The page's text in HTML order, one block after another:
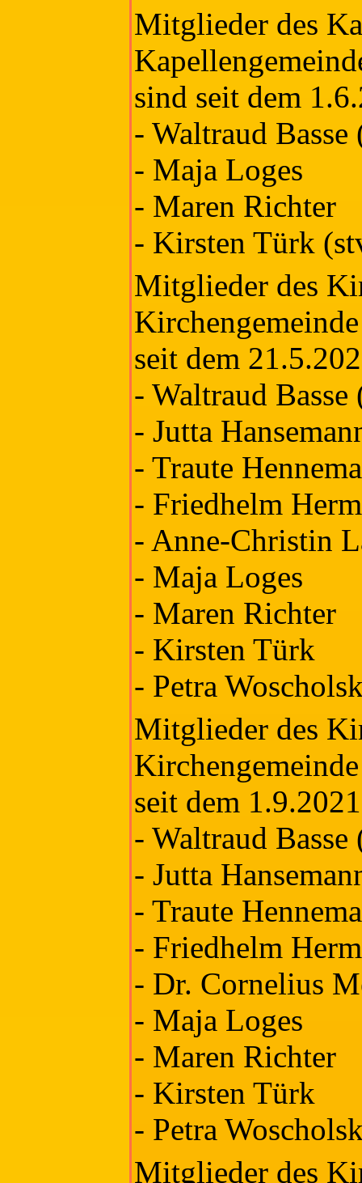
Mitglieder des
sind seit dem
- Waltraud Basse
- Maja Loges
- Maren Richter
- Kirsten Türk
Mitglieder des
seit dem
- Waltraud Basse
- Jutta
- Traute
- Friedhelm
- Anne-Christin
- Maja Loges
- Maren Richter
- Kirsten Türk
- Petra
Mitglieder des
seit dem
- Waltraud Basse
- Jutta
- Traute
- Friedhelm
- Dr. Cornelius
- Maja Loges
- Maren Richter
- Kirsten Türk
- Petra
Mitglieder des